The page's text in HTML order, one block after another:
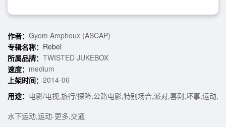
作者： Gyom Amphoux (ASCAP)
专辑名称： Rebel
所属品牌： TWISTED JUKEBOX
速度： medium
上架时间： 2014-06
用途： 电影/电视,旅行/探险,公路电影,特别场合,派对,喜剧,坏事,运动,
水下运动,运动-更多,交通